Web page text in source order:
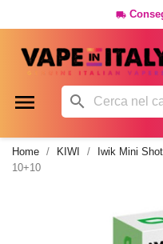

 
Home KIWI Iwik Mini
10+10